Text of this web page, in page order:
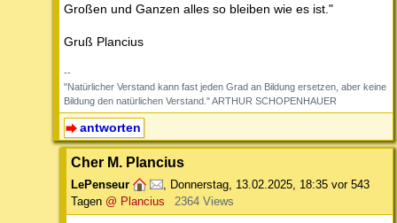
Großen und Ganzen alles so bleiben wie es ist."
Gruß Plancius
--
"Natürlicher Verstand kann fast jeden Grad an Bildung ersetzen, aber keine
Bildung den natürlichen Verstand." ARTHUR SCHOPENHAUER
antworten
Cher M. Plancius
LePenseur , Donnerstag, 13.02.2025, 18:35 vor 543
Tagen @ Plancius 2364 Views